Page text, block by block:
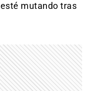
mutando tras